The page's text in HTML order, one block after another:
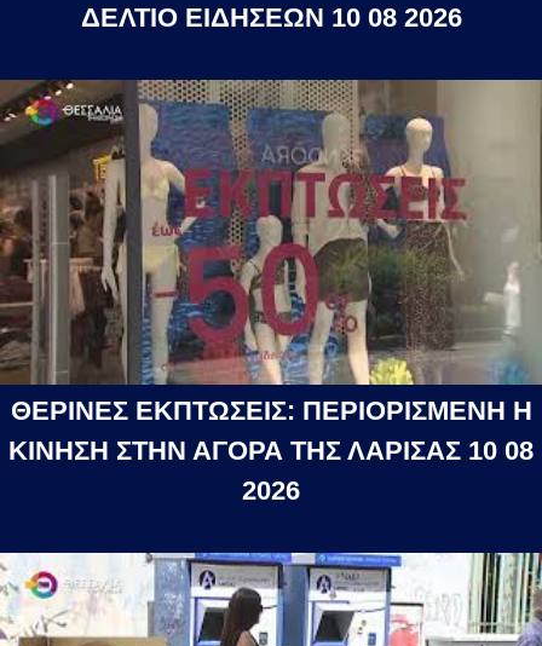
ΔΕΛΤΙΟ ΕΙΔΗΣΕΩΝ 10 08 2026
ΘΕΡΙΝΕΣ ΕΚΠΤΩΣΕΙΣ: ΠΕΡΙΟΡΙΣΜΕΝΗ Η
ΚΙΝΗΣΗ ΣΤΗΝ ΑΓΟΡΑ ΤΗΣ ΛΑΡΙΣΑΣ 10 08
2026